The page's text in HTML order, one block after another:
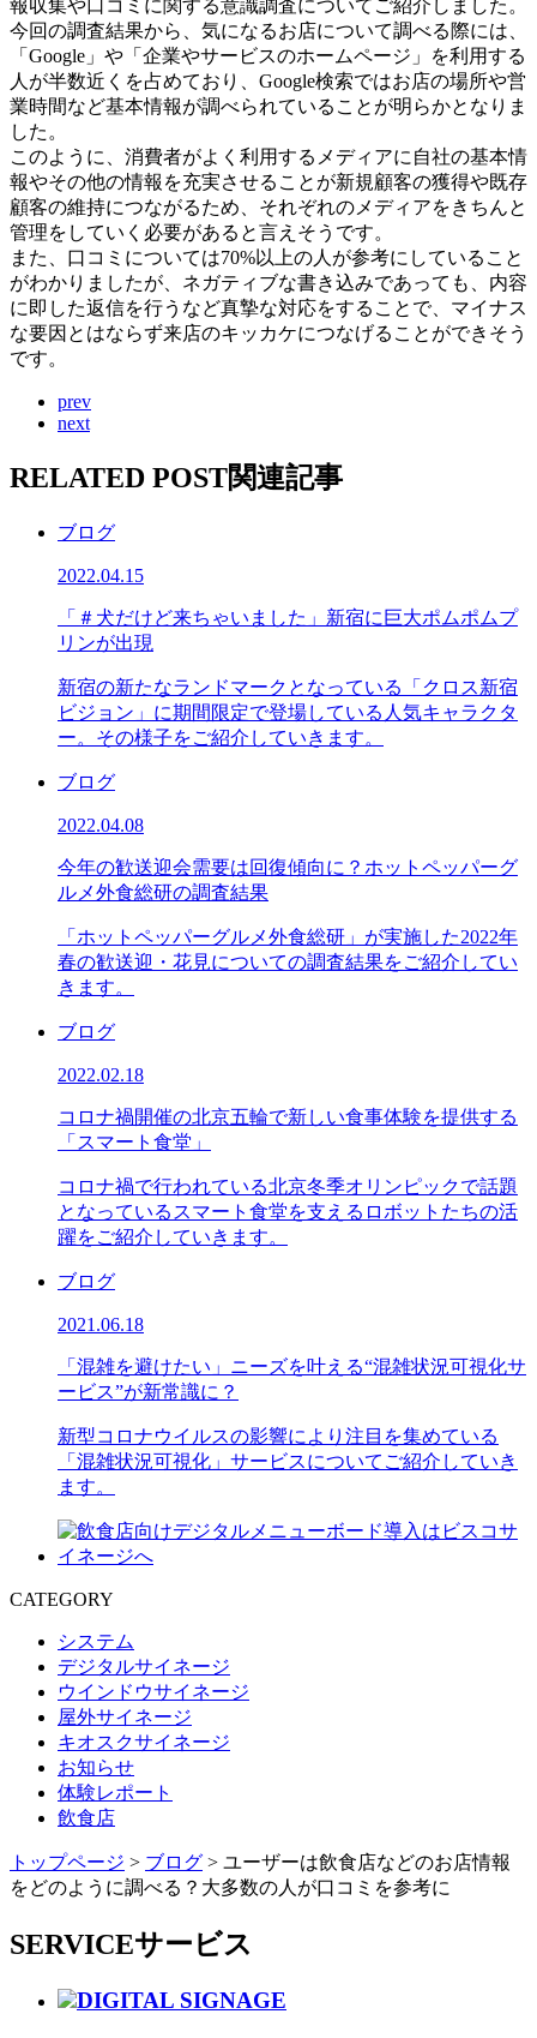
報収集や口コミに関する意識調査についてご紹介しました。
今回の調査結果から、気になるお店について調べる際には、
「Google」や「企業やサービスのホームページ」を利用する
人が半数近くを占めており、Google検索ではお店の場所や営
業時間など基本情報が調べられていることが明らかとなりま
した。
このように、消費者がよく利用するメディアに自社の基本情
報やその他の情報を充実させることが新規顧客の獲得や既存
顧客の維持につながるため、それぞれのメディアをきちんと
管理をしていく必要があると言えそうです。
また、口コミについては70%以上の人が参考にしていること
がわかりましたが、ネガティブな書き込みであっても、内容
に即した返信を行うなど真摯な対応をすることで、マイナス
な要因とはならず来店のキッカケにつなげることができそう
です。
prev
next
RELATED POST関連記事
ブログ
2022.04.15
「＃犬だけど来ちゃいました」新宿に巨大ポムポムプ
リンが出現
新宿の新たなランドマークとなっている「クロス新宿
ビジョン」に期間限定で登場している人気キャラクタ
ー。その様子をご紹介していきます。
ブログ
2022.04.08
今年の歓送迎会需要は回復傾向に？ホットペッパーグ
ルメ外食総研の調査結果
「ホットペッパーグルメ外食総研」が実施した2022年
春の歓送迎・花見についての調査結果をご紹介してい
きます。
ブログ
2022.02.18
コロナ禍開催の北京五輪で新しい食事体験を提供する
「スマート食堂」
コロナ禍で行われている北京冬季オリンピックで話題
となっているスマート食堂を支えるロボットたちの活
躍をご紹介していきます。
ブログ
2021.06.18
「混雑を避けたい」ニーズを叶える“混雑状況可視化サ
ービス”が新常識に？
新型コロナウイルスの影響により注目を集めている
「混雑状況可視化」サービスについてご紹介していき
ます。
CATEGORY
システム
デジタルサイネージ
ウインドウサイネージ
屋外サイネージ
キオスクサイネージ
お知らせ
体験レポート
飲食店
トップページ > ブログ > ユーザーは飲食店などのお店情報
をどのように調べる？大多数の人が口コミを参考に
SERVICEサービス
DIGITAL SIGNAGE